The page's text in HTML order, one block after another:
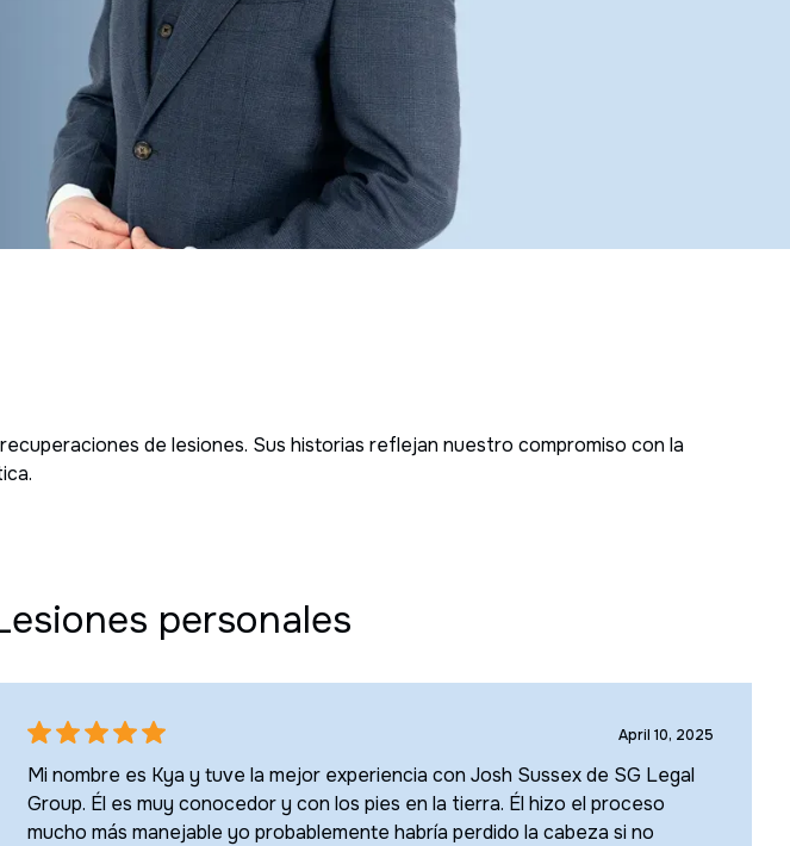
de lesiones. Sus historias reflejan nuestro compromiso con la
personales
April 10, 2025
Mi nombre es Kya y tuve la mejor experiencia con Josh Sussex de SG Legal
Group. Él es muy conocedor y con los pies en la tierra. Él hizo el proceso
mucho más manejable yo probablemente habría perdido la cabeza si no